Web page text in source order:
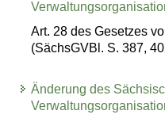
Art. 28 des Gesetzes
(SächsGVBl. S. 387,
Änderung des